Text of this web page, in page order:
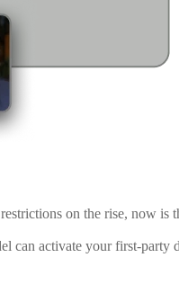
on the rise, now
can activate your first-